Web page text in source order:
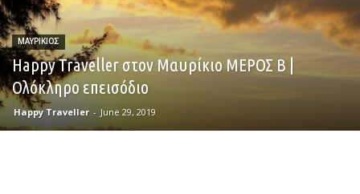
ΜΑΥΡΙΚΙΟΣ
Happy Traveller στον Μαυρίκιο ΜΕΡΟΣ Β |
Ολόκληρο επεισόδιο
Happy Traveller - June 29, 2019